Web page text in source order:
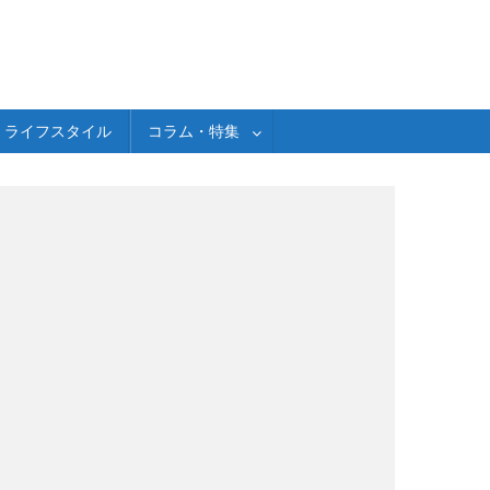
ライフスタイル コラム・特集